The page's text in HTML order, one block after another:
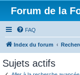
Forum de la
FAQ
Index du forum
Sujets actifs